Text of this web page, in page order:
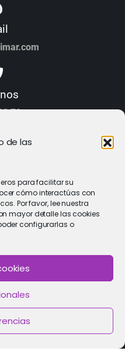
de las
para facilitar su
cómo interactúas con
Por favor, lee nuestra
mayor detalle las cookies
configurarlas o
70
especialista